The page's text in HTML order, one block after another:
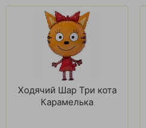
Ходячий Шар Три кота
Карамелька